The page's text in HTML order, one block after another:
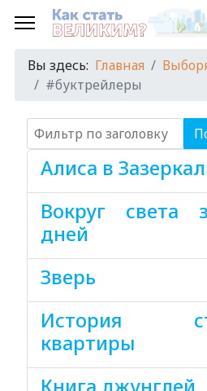
Вы здесь: Главная
#буктрейлеры
Фильтр по заголовку
Алиса в
Вокруг света
дней
Зверь
История
квартиры